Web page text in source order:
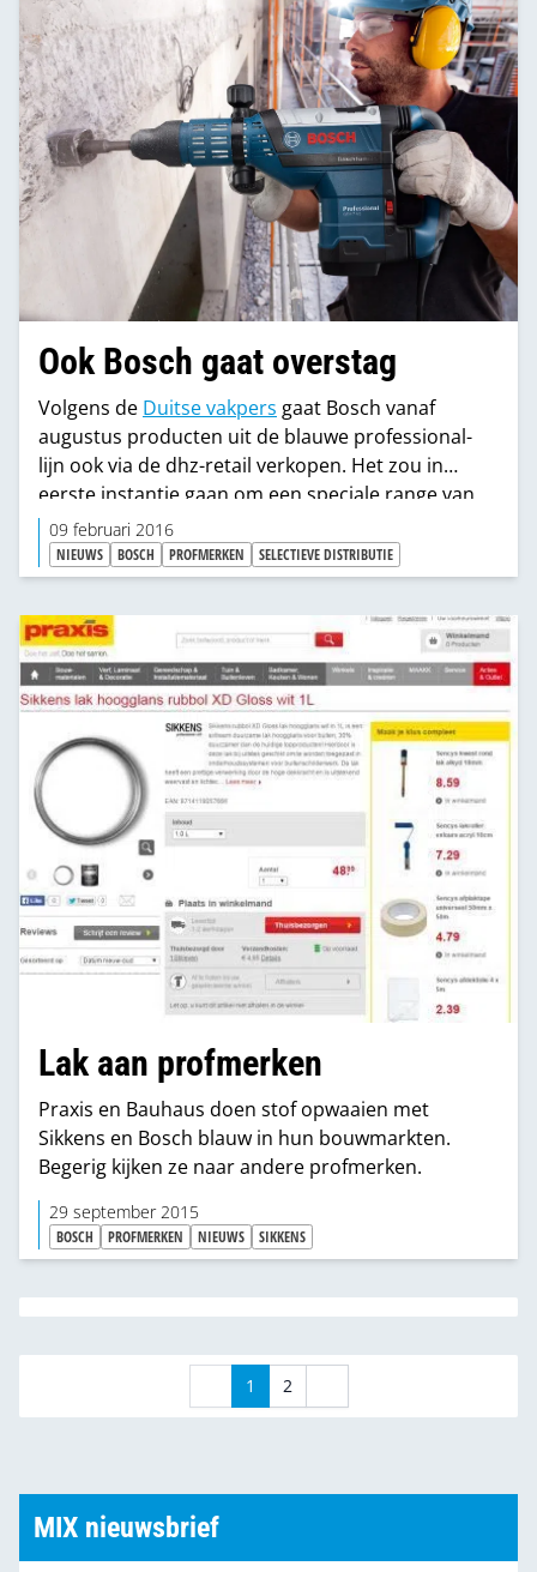
Ook Bosch gaat overstag
Volgens de Duitse vakpers gaat Bosch vanaf
augustus producten uit de blauwe professional-
lijn ook via de dhz-retail verkopen. Het zou in
eerste instantie gaan om een speciale range van
50 tot 60 producten.
09 februari 2016
NIEUWS BOSCH PROFMERKEN SELECTIEVE DISTRIBUTIE
Lak aan profmerken
Praxis en Bauhaus doen stof opwaaien met
Sikkens en Bosch blauw in hun bouwmarkten.
Begerig kijken ze naar andere profmerken.
29 september 2015
BOSCH PROFMERKEN NIEUWS SIKKENS
1 2
MIX nieuwsbrief